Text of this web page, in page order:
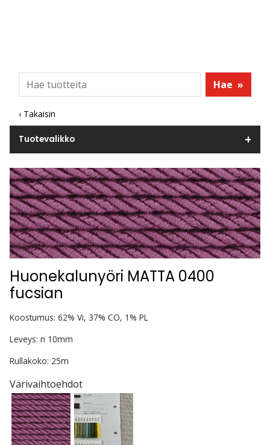
Hae »
‹ Takaisin
Tuotevalikko
Huonekalunyöri MATTA 0400
fucsian
Koostumus: 62% Vi, 37% CO, 1% PL
Leveys: n 10mm
Rullakoko: 25m
Värivaihtoehdot